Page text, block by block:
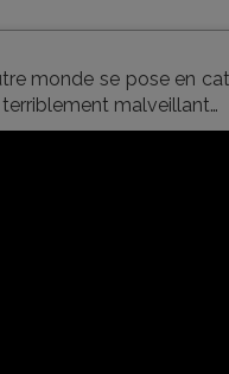
monde se pose en
terriblement malveillant…